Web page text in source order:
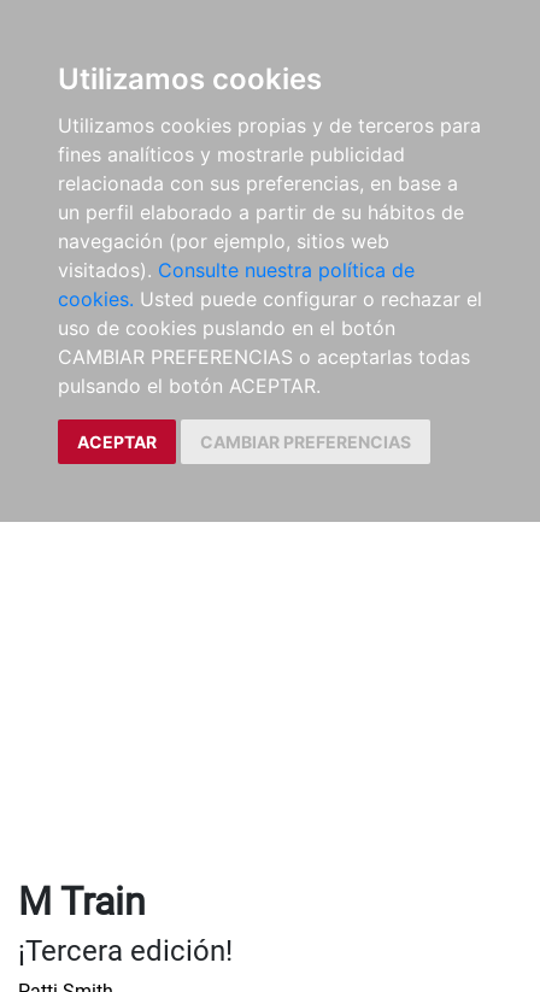
Utilizamos cookies
Utilizamos cookies propias y de terceros para
fines analíticos y mostrarle publicidad
relacionada con sus preferencias, en base a
un perfil elaborado a partir de su hábitos de
navegación (por ejemplo, sitios web
visitados). Consulte nuestra política de
cookies. Usted puede configurar o rechazar el
uso de cookies puslando en el botón
CAMBIAR PREFERENCIAS o aceptarlas todas
pulsando el botón ACEPTAR.
ACEPTAR CAMBIAR PREFERENCIAS
M Train
¡Tercera edición!